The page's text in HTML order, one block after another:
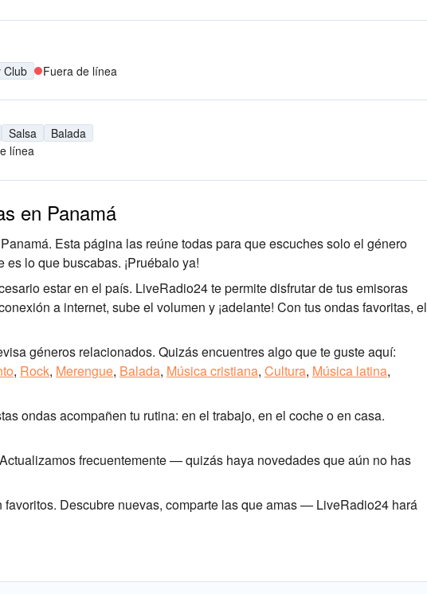
Club Fuera de línea
Salsa
Balada
línea
en Panamá
Esta página las reúne todas para que escuches solo el género
lo que buscabas. ¡Pruébalo ya!
estar en el país. LiveRadio24 te permite disfrutar de tus emisoras
a internet, sube el volumen y ¡adelante! Con tus ondas favoritas, el
géneros relacionados. Quizás encuentres algo que te guste aquí:
, Rock, Merengue, Balada, Música cristiana, Cultura, Música latina,
ondas acompañen tu rutina: en el trabajo, en el coche o en casa.
frecuentemente — quizás haya novedades que aún no has
Descubre nuevas, comparte las que amas — LiveRadio24 hará